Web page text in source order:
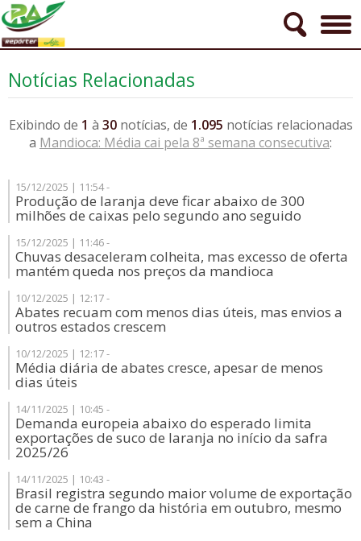
Notícias Relacionadas
Exibindo de 1 à 30notícias, de 1.095 notícias relacionadas
a Mandioca: Média cai pela 8ª semana consecutiva:
15/12/2025 | 11:54 -
Produção de laranja deve ficar abaixo de 300
milhões de caixas pelo segundo ano seguido
15/12/2025 | 11:46 -
Chuvas desaceleram colheita, mas excesso de oferta
mantém queda nos preços da mandioca
10/12/2025 | 12:17 -
Abates recuam com menos dias úteis, mas envios a
outros estados crescem
10/12/2025 | 12:17 -
Média diária de abates cresce, apesar de menos
dias úteis
14/11/2025 | 10:45 -
Demanda europeia abaixo do esperado limita
exportações de suco de laranja no início da safra
2025/26
14/11/2025 | 10:43 -
Brasil registra segundo maior volume de exportação
de carne de frango da história em outubro, mesmo
sem a China